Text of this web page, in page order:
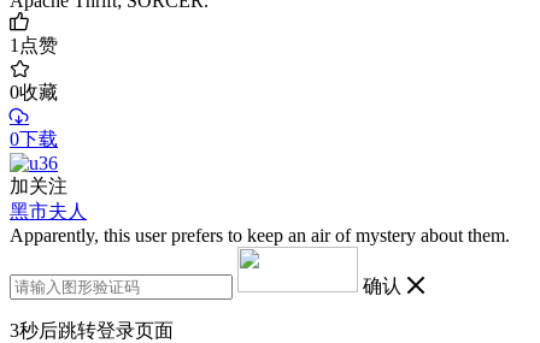
1点赞
0收藏
0下载
加关注
黑市夫人
Apparently, this user prefers to keep an air of mystery about them.
确认
3秒后跳转登录页面